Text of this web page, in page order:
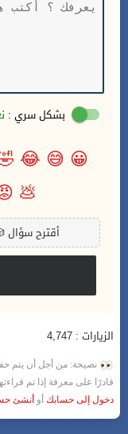
بشكل سري :
😀
😅
😂
💩
أقترح سؤال
الزيارات : 4,747
نصيحة: من أجل أن يتم
قادرًا على معرفة إذا تم
دخول إلى حسابك أو أنشئ